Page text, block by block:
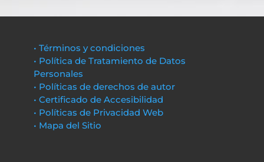
• Términos y condiciones
• Política de Tratamiento de Datos
Personales
• Políticas de derechos de autor
• Certificado de Accesibilidad
• Políticas de Privacidad Web
• Mapa del Sitio